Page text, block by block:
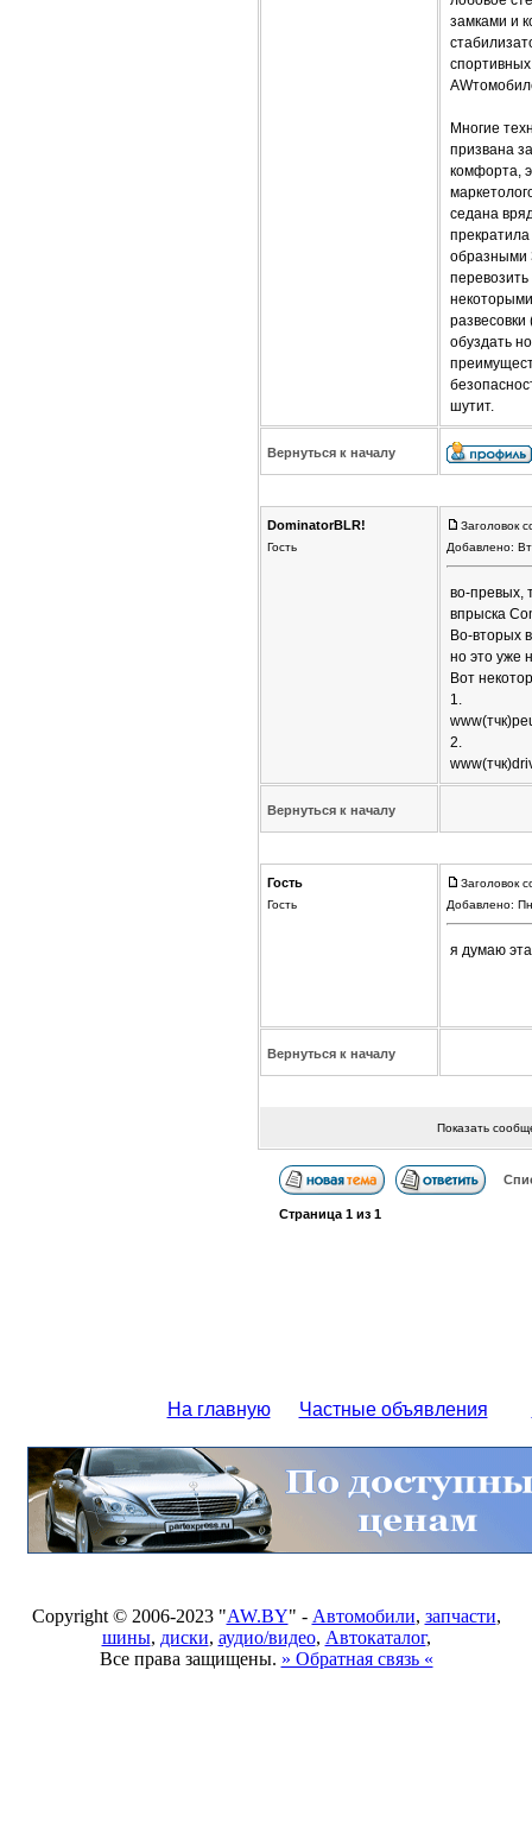
замками и
Многие
призвана
комфорта,
седана
образными
обуздать
шутит.
Вернуться к началу
DominatorBLR!
Гость
Заголовок
Добавлено:
во-превых,
впрыска
Во-вторых
но это уже
Вот
1.
2.
Вернуться к началу
Гость
Гость
Заголовок
Добавлено:
я думаю
Вернуться к началу
Показать
Страница 1из 1
На главную Частные объявления
Copyright © 2006-2023 "AW.BY" - Автомобили, запчасти,
шины, диски, аудио/видео, Автокаталог,
Все права защищены. » Обратная связь «